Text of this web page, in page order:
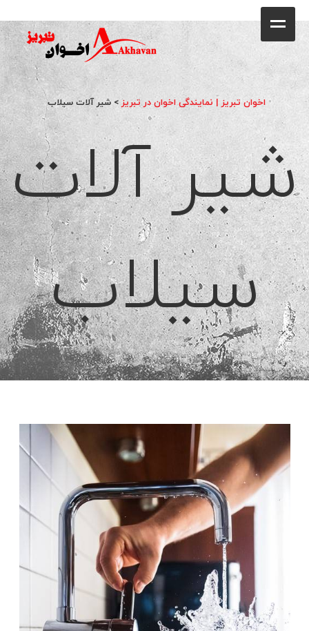
فروشگاه
محصولات
جشنواره فروش ویژه
کاتالوگ
گالری
وبلاگ
تماس با ما
اخوان تبریز | نمایندگی اخوان در تبریز>شیر آلات سیلاب
شیر آلات
سیلاب